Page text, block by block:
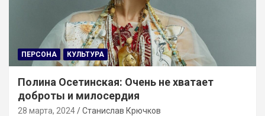
ПЕРСОНА КУЛЬТУРА
Полина Осетинская: Очень не хватает
доброты и милосердия
28 марта, 2024 Станислав Крючков